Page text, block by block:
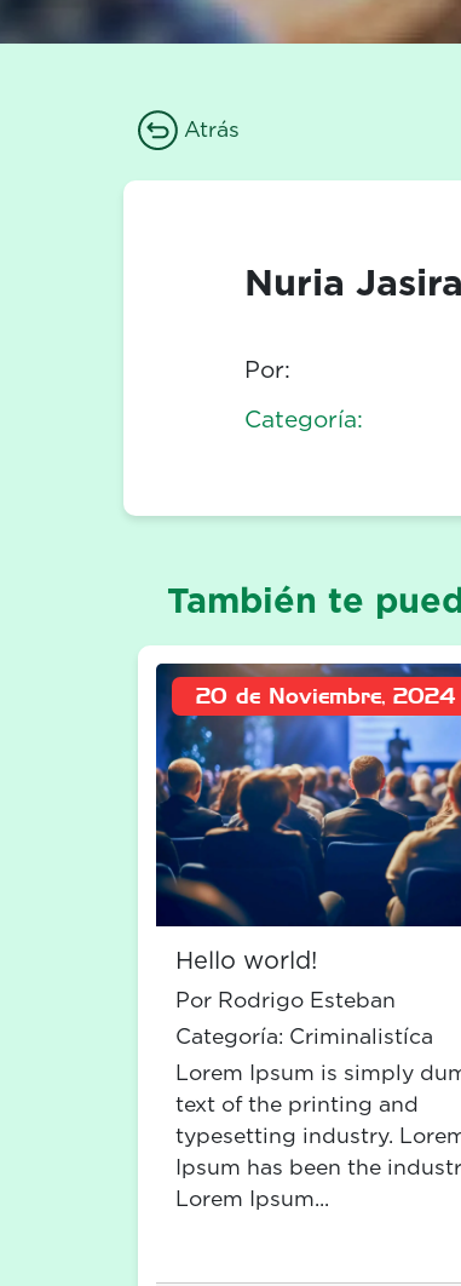
Atrás
Nuria
Por:
Categoría:
También te
20 de Noviembre, 2024
Hello world!
Por Rodrigo Esteban
Categoría: Criminalistíca
Lorem Ipsum is simply
text of the printing and
typesetting industry.
Ipsum has been the
Lorem Ipsum...